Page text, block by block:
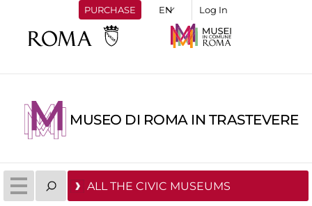
PURCHASE Log In
MUSEO DI ROMA IN TRASTEVERE
ALL THE CIVIC MUSEUMS